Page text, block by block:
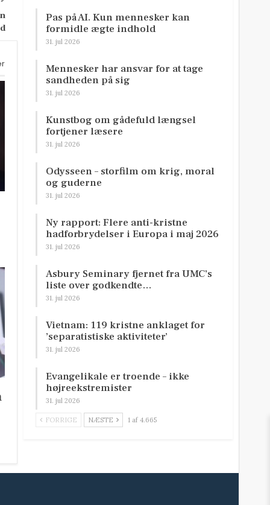
Pas på AI. Kun mennesker kan
formidle ægte indhold
31. jul 2026
Mennesker har ansvar for at tage
sandheden på sig
31. jul 2026
Kunstbog om gådefuld længsel
fortjener læsere
31. jul 2026
Odysseen – storfilm om krig, moral
og guderne
31. jul 2026
Ny rapport: Flere anti-kristne
hadforbrydelser i Europa i maj 2026
31. jul 2026
Asbury Seminary fjernet fra UMC’s
liste over godkendte…
31. jul 2026
Vietnam: 119 kristne anklaget for
’separatistiske aktiviteter’
31. jul 2026
Evangelikale er troende – ikke
højreekstremister
31. jul 2026
FORRIGE NÆSTE 1 af 4.665